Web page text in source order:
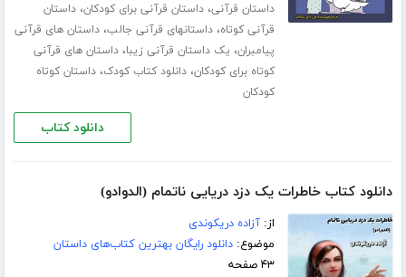
داستان قرآنی،داستان قرآنی برای کودکان،داستان
قرآنی کوتاه،داستانهای قرآنی جالب،داستان های قرآنی
پیامبران، یک داستان قرآنی زیبا،داستان های قرآنی
کوتاه برای کودکان،دانلود کتاب کودک،داستان کوتاه
کودکان
دانلود کتاب
دانلود کتاب خاطرات یک دزد دریایی ناتمام (الدوادو)
از:آزاده دریکوندی
موضوع:دانلود رایگان بهترین کتاب‌های داستان
۴۳ صفحه